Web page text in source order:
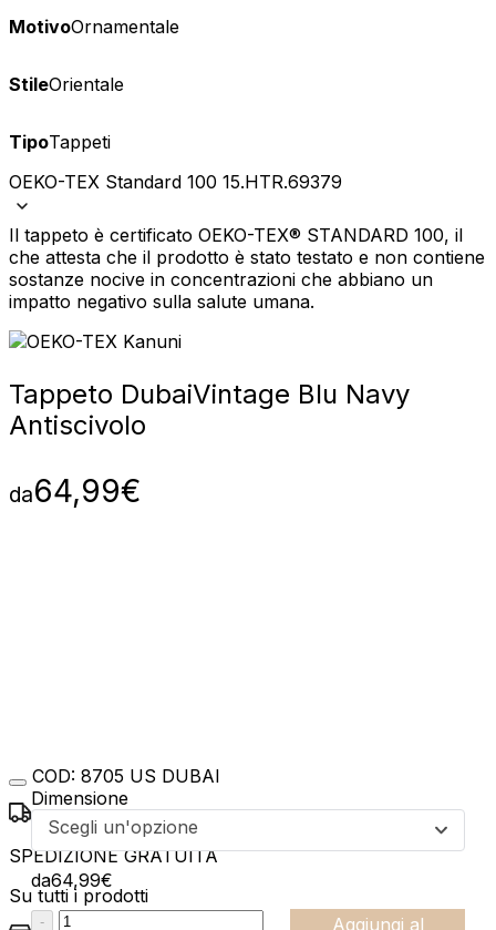
MotivoOrnamentale
StileOrientale
TipoTappeti
OEKO-TEX Standard 100 15.HTR.69379
Il tappeto è certificato OEKO-TEX® STANDARD 100, il
che attesta che il prodotto è stato testato e non contiene
sostanze nocive in concentrazioni che abbiano un
impatto negativo sulla salute umana.
Tappeto DubaiVintage Blu Navy
Antiscivolo
da64,99€
Dimensione
Scegli un'opzione
da64,99€
:product_name quantity
- Aggiungi al
COD: 8705 US DUBAI
SPEDIZIONE GRATUITA
Su tutti i prodotti